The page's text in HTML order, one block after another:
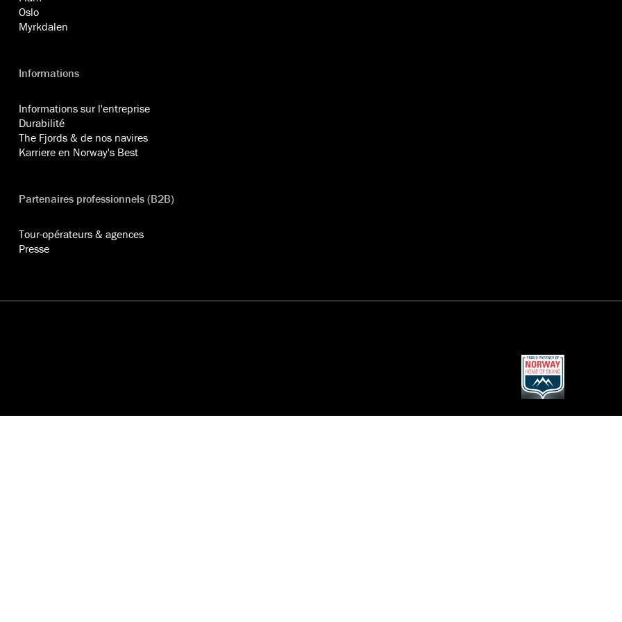
Oslo
Myrkdalen
Informations
Informations sur l'entreprise
Durabilité
The Fjords & de nos navires
Karriere en Norway's Best
Partenaires professionnels (B2B)
Tour-opérateurs & agences
Presse